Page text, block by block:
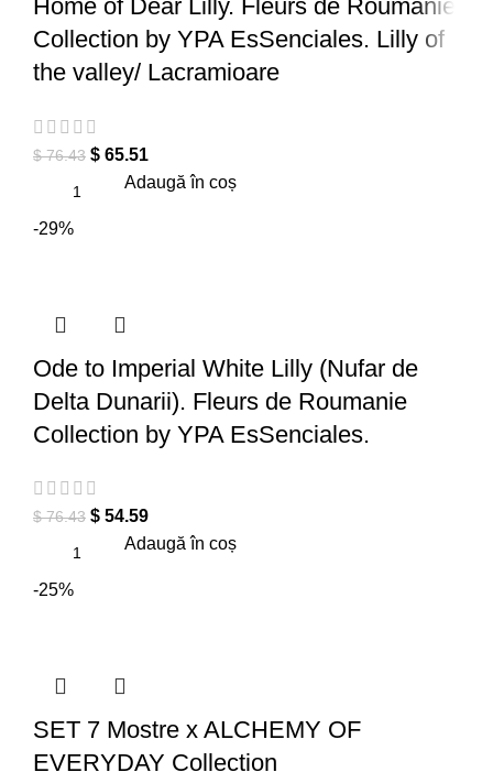
Home of Dear Lilly. Fleurs de Roumanie
Collection by YPA EsSenciales. Lilly of
the valley/ Lacramioare
$76.43 $ 65.51
Adaugă în coș
-29%
Ode to Imperial White Lilly (Nufar de
Delta Dunarii). Fleurs de Roumanie
Collection by YPA EsSenciales.
$76.43 $ 54.59
Adaugă în coș
-25%
SET 7 Mostre x ALCHEMY OF
EVERYDAY Collection